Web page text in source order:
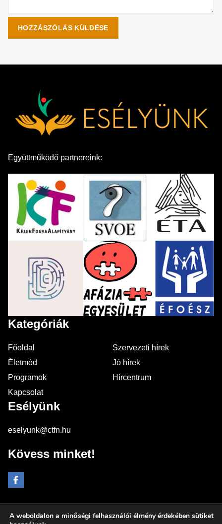
Együttműködő partnereink:
Kategóriák
Főoldal
Szervezeti hírek
Életmód
Jó hírek
Programok
Hírcentrum
Kapcsolat
Esélyünk
eselyunk@ctfn.hu
Kövess minket!
A weboldalon a minőségi felhasználói élmény érdekében sütiket